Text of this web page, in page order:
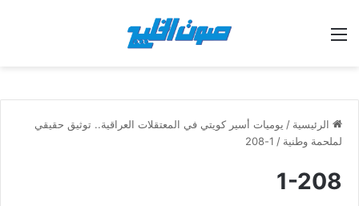
القائمة
الرئيسية / يوميات أسير كويتي في المعتقلات العراقية.. توثيق حقيقي
لملحمة وطنية /
1-208
1-208